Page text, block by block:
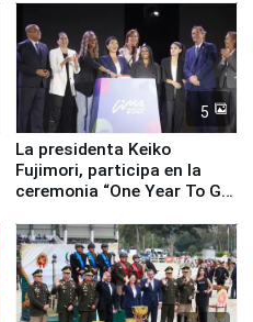
equipamiento para
Serenazgo
5
La presidenta Keiko
Fujimori, participa en la
ceremonia “One Year To Go